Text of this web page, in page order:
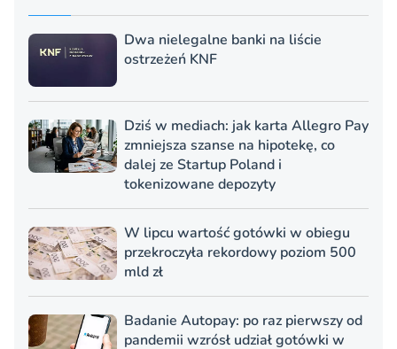
Dwa nielegalne banki na liście
ostrzeżeń KNF
Dziś w mediach: jak karta Allegro Pay
zmniejsza szanse na hipotekę, co
dalej ze Startup Poland i
tokenizowane depozyty
W lipcu wartość gotówki w obiegu
przekroczyła rekordowy poziom 500
mld zł
Badanie Autopay: po raz pierwszy od
pandemii wzrósł udział gotówki w